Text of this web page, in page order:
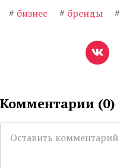
# бизнес # бренды #
Комментарии (0)